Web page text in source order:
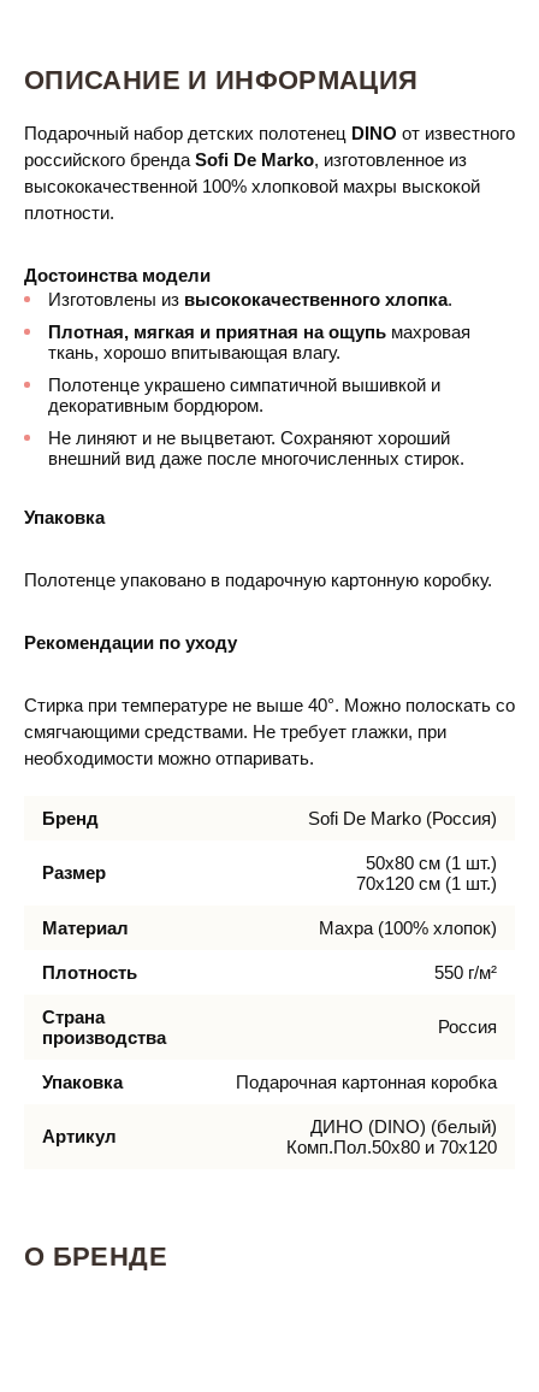
ОПИСАНИЕ И ИНФОРМАЦИЯ
Подарочный набор детских полотенец DINO от известного
российского бренда Sofi De Marko, изготовленное из
высококачественной 100% хлопковой махры выскокой
плотности.
Достоинства модели
Изготовлены из высококачественного хлопка.
Плотная, мягкая и приятная на ощупь махровая
ткань, хорошо впитывающая влагу.
Полотенце украшено симпатичной вышивкой и
декоративным бордюром.
Не линяют и не выцветают. Сохраняют хороший
внешний вид даже после многочисленных стирок.
Упаковка
Полотенце упаковано в подарочную картонную коробку.
Рекомендации по уходу
Стирка при температуре не выше 40°. Можно полоскать со
смягчающими средствами. Не требует глажки, при
необходимости можно отпаривать.
Бренд Sofi De Marko (Россия)
Размер
50х80 см (1 шт.)
70х120 см (1 шт.)
Материал Махра (100% хлопок)
Плотность 550 г/м²
Страна
производства
Россия
Упаковка Подарочная картонная коробка
Артикул
ДИНО (DINO) (белый)
Комп.Пол.50х80 и 70х120
О БРЕНДЕ